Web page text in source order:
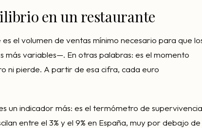
en un restaurante
el volumen de ventas mínimo necesario para que
más variables—. En otras palabras: es el momento
ni pierde. A partir de esa cifra, cada euro
un indicador más: es el termómetro de
entre el 3% y el 9% en España, muy por debajo de